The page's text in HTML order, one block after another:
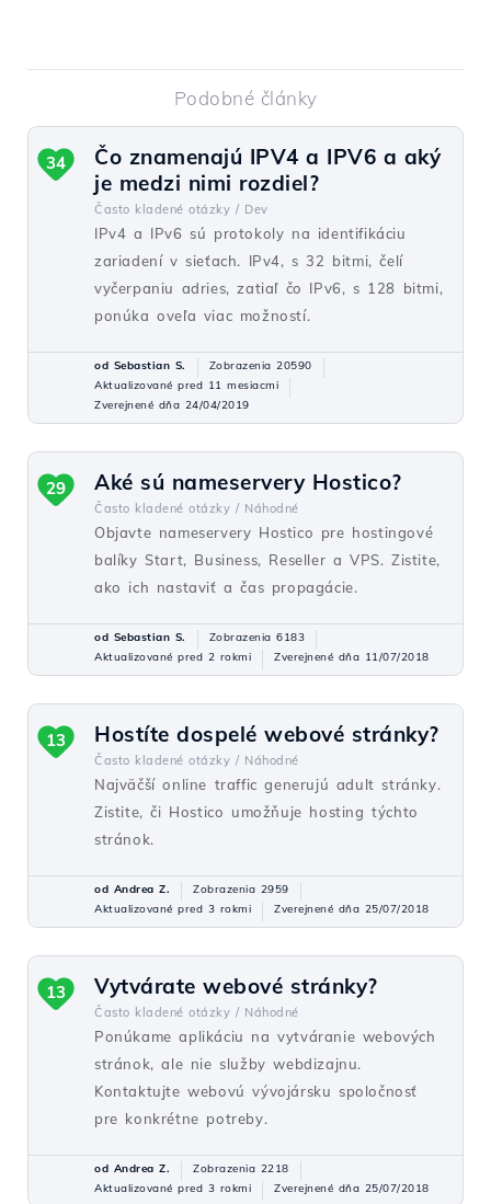
Podobné články
Čo znamenajú IPV4 a IPV6 a aký
je medzi nimi rozdiel?
Často kladené otázky / Dev
IPv4 a IPv6 sú protokoly na identifikáciu
zariadení v sieťach. IPv4, s 32 bitmi, čelí
vyčerpaniu adries, zatiaľ čo IPv6, s 128 bitmi,
ponúka oveľa viac možností.
34
od Sebastian S.
Zobrazenia 20590
Aktualizované pred 11 mesiacmi
Zverejnené dňa 24/04/2019
Aké sú nameservery Hostico?
Často kladené otázky / Náhodné
Objavte nameservery Hostico pre hostingové
balíky Start, Business, Reseller a VPS. Zistite,
ako ich nastaviť a čas propagácie.
29
od Sebastian S.
Zobrazenia 6183
Aktualizované pred 2 rokmi
Zverejnené dňa 11/07/2018
Hostíte dospelé webové stránky?
Často kladené otázky / Náhodné
Najväčší online traffic generujú adult stránky.
Zistite, či Hostico umožňuje hosting týchto
stránok.
13
od Andrea Z.
Zobrazenia 2959
Aktualizované pred 3 rokmi
Zverejnené dňa 25/07/2018
Vytvárate webové stránky?
Často kladené otázky / Náhodné
Ponúkame aplikáciu na vytváranie webových
stránok, ale nie služby webdizajnu.
Kontaktujte webovú vývojársku spoločnosť
pre konkrétne potreby.
13
od Andrea Z.
Zobrazenia 2218
Aktualizované pred 3 rokmi
Zverejnené dňa 25/07/2018